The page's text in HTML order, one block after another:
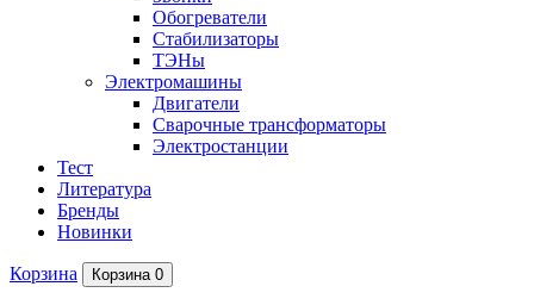
Обогреватели
Стабилизаторы
ТЭНы
Электромашины
Двигатели
Сварочные трансформаторы
Электростанции
Тест
Литература
Бренды
Новинки
Корзина Корзина 0